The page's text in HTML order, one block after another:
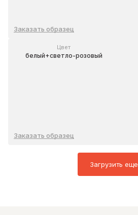
Заказать образец
Цвет
белый+светло-розовый
Заказать образец
Загрузить еще